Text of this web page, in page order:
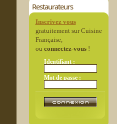
Restaurateurs
Inscrivez vous
gratuitement sur Cuisine
Française,
ou connectez-vous!
Identifiant :
Mot de passe :